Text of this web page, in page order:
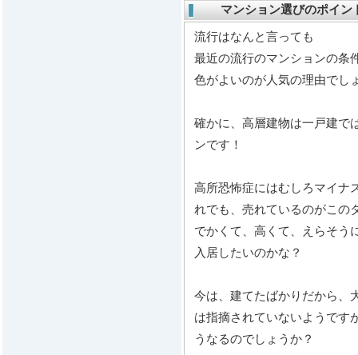
マンション選びのポイント
流行はなんと言っても
最近の流行のマンションの条
色がよいのが人気の理由でし
確かに、高層建物は一戸建で
ンです！
高所恐怖症にはむしろマイナ
れでも、売れているのがこの
でかくて、高くて、えらそう
入居したいのかな？
今は、建てたばかりだから、
は指摘されていないようです
うなるのでしょうか？